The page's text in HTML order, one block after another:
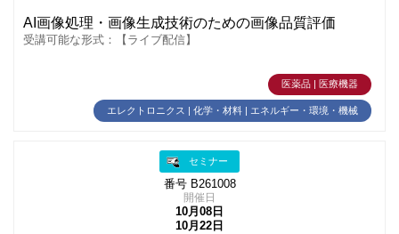
AI画像処理・画像生成技術のための画像品質評価
受講可能な形式：【ライブ配信】
医薬品 | 医療機器
エレクトロニクス | 化学・材料 | エネルギー・環境・機械
セミナー
番号 B261008
開催日
10月08日
10月22日